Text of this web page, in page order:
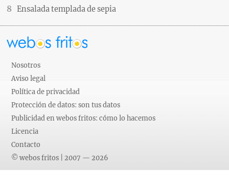
Ensalada templada de sepia
Nosotros
Aviso legal
Política de privacidad
Protección de datos: son tus datos
Publicidad en webos fritos: cómo lo hacemos
Licencia
Contacto
© webos fritos | 2007 — 2026